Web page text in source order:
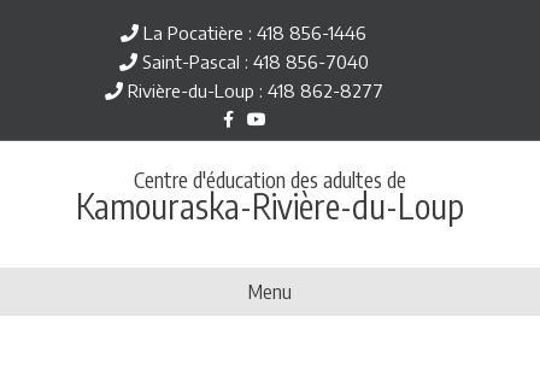
La Pocatière : 418 856-1446
Saint-Pascal : 418 856-7040
Rivière-du-Loup : 418 862-8277
c
b
o
o
Y
o
u
u
e
Centre d'éducation des adultes de
Kamouraska-Rivière-du-Loup
Menu